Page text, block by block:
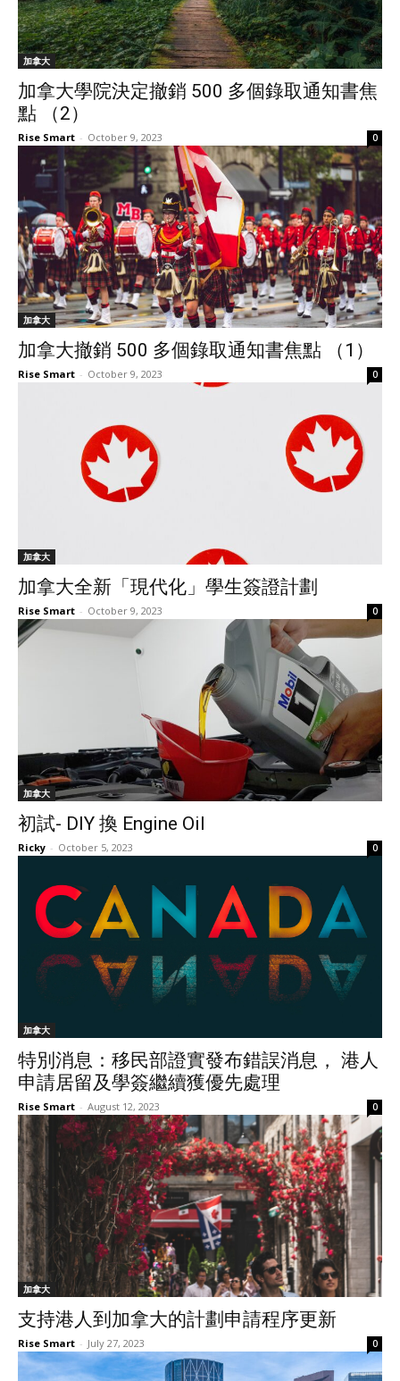
加拿大
加拿大學院決定撤銷 500 多個錄取通知書焦
點 （2）
Rise Smart - October 9, 2023 0
加拿大
加拿大撤銷 500 多個錄取通知書焦點 （1）
Rise Smart - October 9, 2023 0
加拿大
加拿大全新「現代化」學生簽證計劃
Rise Smart - October 9, 2023 0
加拿大
初試- DIY 換 Engine Oil
Ricky - October 5, 2023 0
加拿大
特別消息：移民部證實發布錯誤消息， 港人
申請居留及學簽繼續獲優先處理
Rise Smart - August 12, 2023 0
加拿大
支持港人到加拿大的計劃申請程序更新
Rise Smart - July 27, 2023 0